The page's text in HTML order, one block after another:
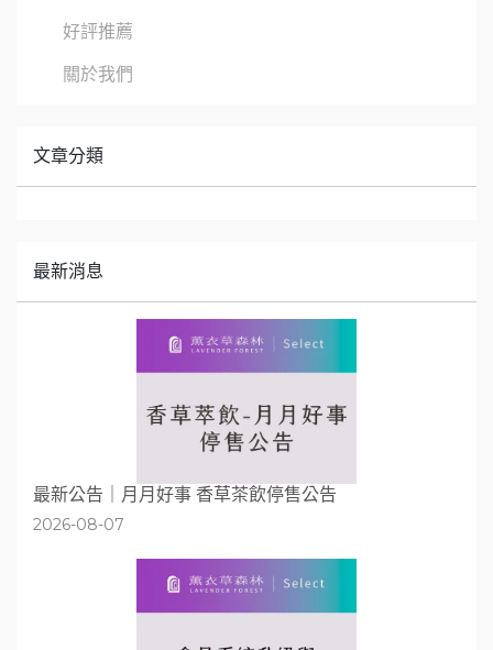
好評推薦
關於我們
文章分類
最新消息
最新公告｜月月好事 香草茶飲停售公告
2026-08-07